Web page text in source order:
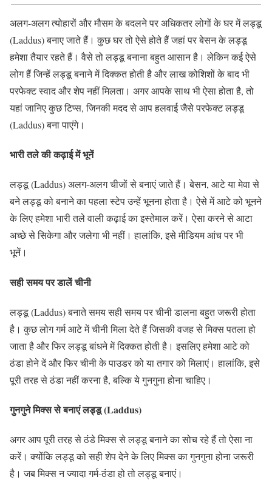
अलग-अलग त्योहारों और मौसम के बदलने पर अधिकतर लोगों के घर में लड्डू
(Laddus) बनाए जाते हैं। कुछ घर तो ऐसे होते हैं जहां पर बेसन के लड्डू
हमेशा तैयार रहते हैं। वैसे तो लड्डू बनाना बहुत आसान है। लेकिन कई ऐसे
लोग हैं जिन्हें लड्डू बनाने में दिक्कत होती है और लाख कोशिशों के बाद भी
परफेक्ट स्वाद और शेप नहीं मिलता। अगर आपके साथ भी ऐसा होता है, तो
यहां जानिए कुछ टिप्स, जिनकी मदद से आप हलवाई जैसे परफेक्ट लड्डू
(Laddus) बना पाएंगे।
भारी तले की कढ़ाई में भूनें
लड्डू (Laddus) अलग-अलग चीजों से बनाएं जाते हैं। बेसन, आटे या मेवा से
बने लड्डू को बनाने का पहला स्टेप उन्हें भूनना होता है। ऐसे में आटे को भूनने
के लिए हमेशा भारी तले वाली कढ़ाई का इस्तेमाल करें। ऐसा करने से आटा
अच्छे से सिकेगा और जलेगा भी नहीं। हालांकि, इसे मीडियम आंच पर भी
भूनें।
सही समय पर डालें चीनी
लड्डू (Laddus) बनाते समय सही समय पर चीनी डालना बहुत जरूरी होता
है। कुछ लोग गर्म आटे में चीनी मिला देते हैं जिसकी वजह से मिक्स पतला हो
जाता है और फिर लड्डू बांधने में दिक्कत होती है। इसलिए हमेशा आटे को
ठंडा होने दें और फिर चीनी के पाउडर को या तगार को मिलाएं। हालांकि, इसे
पूरी तरह से ठंडा नहीं करना है, बल्कि ये गुनगुना होना चाहिए।
गुनगुने मिक्स से बनाएं लड्डू (Laddus)
अगर आप पूरी तरह से ठंडे मिक्स से लड्डू बनाने का सोच रहे हैं तो ऐसा ना
करें। क्योंकि लड्डू को सही शेप देने के लिए मिक्स का गुनगुना होना जरूरी
है। जब मिक्स न ज्यादा गर्म-ठंडा हो तो लड्डू बनाएं।